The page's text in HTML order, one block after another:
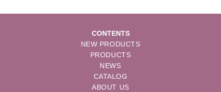
CONTENTS
NEW PRODUCTS
PRODUCTS
NEWS
CATALOG
ABOUT US